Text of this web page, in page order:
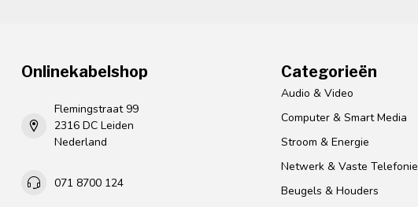
Onlinekabelshop
Flemingstraat 99
2316 DC Leiden
Nederland
071 8700 124
Categorieën
Audio & Video
Computer & Smart Media
Stroom & Energie
Netwerk & Vaste Telefonie
Beugels & Houders